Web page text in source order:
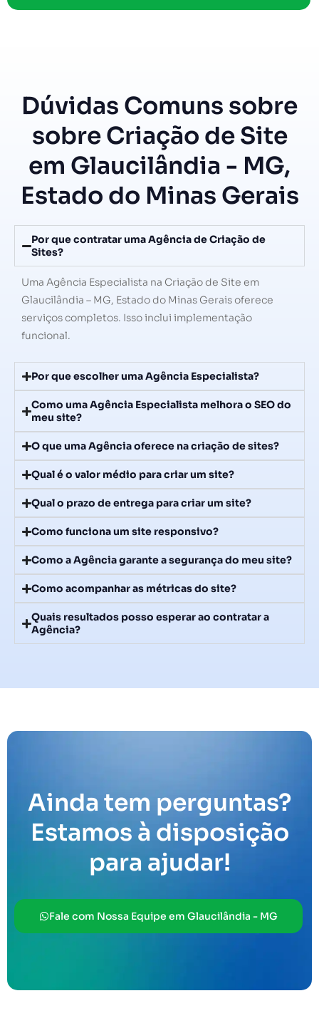
Dúvidas Comuns sobre
sobre Criação de Site
em Glaucilândia - MG,
Estado do Minas Gerais
Por que contratar uma Agência de Criação de
Sites?
Uma Agência Especialista na Criação de Site em
Glaucilândia – MG, Estado do Minas Gerais oferece
serviços completos. Isso inclui implementação
funcional.
Por que escolher uma Agência Especialista?
Como uma Agência Especialista melhora o SEO do
meu site?
O que uma Agência oferece na criação de sites?
Qual é o valor médio para criar um site?
Qual o prazo de entrega para criar um site?
Como funciona um site responsivo?
Como a Agência garante a segurança do meu site?
Como acompanhar as métricas do site?
Quais resultados posso esperar ao contratar a
Agência?
Ainda tem perguntas?
Estamos à disposição
para ajudar!
Fale com Nossa Equipe em Glaucilândia - MG